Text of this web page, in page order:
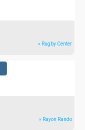
» Rugby Center
» Rayon Rando